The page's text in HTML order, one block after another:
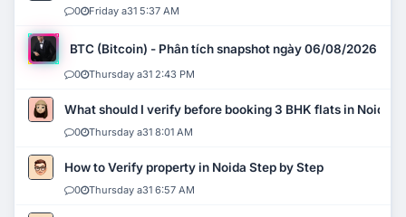
0 Friday a31 5:37 AM
BTC (Bitcoin) - Phân tích snapshot ngày 06/08/2026
0 Thursday a31 2:43 PM
What should I verify before booking 3 BHK flats in Noida?
0 Thursday a31 8:01 AM
How to Verify property in Noida Step by Step
0 Thursday a31 6:57 AM